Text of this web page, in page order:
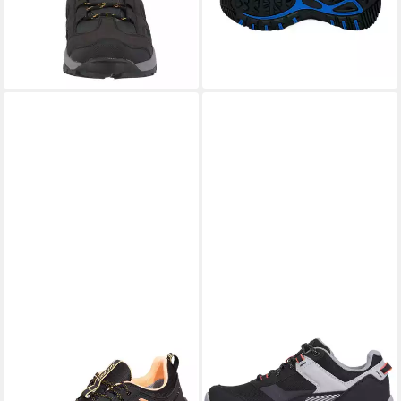
und wasserabweisend,
(49,90 €/ 1 Paar)